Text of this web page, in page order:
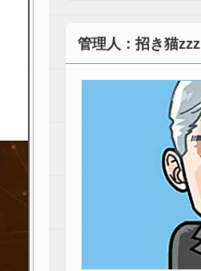
管理人：招き猫zzz